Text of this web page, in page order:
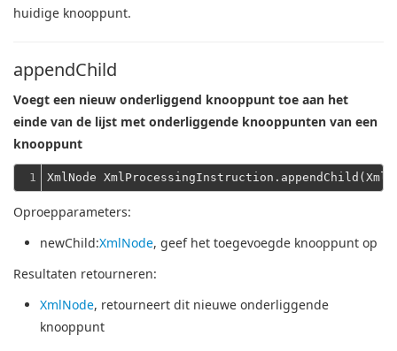
huidige knooppunt.
appendChild
Voegt een nieuw onderliggend knooppunt toe aan het
einde van de lijst met onderliggende knooppunten van een
knooppunt
1
Oproepparameters:
newChild:XmlNode, geef het toegevoegde knooppunt op
Resultaten retourneren:
XmlNode, retourneert dit nieuwe onderliggende
knooppunt